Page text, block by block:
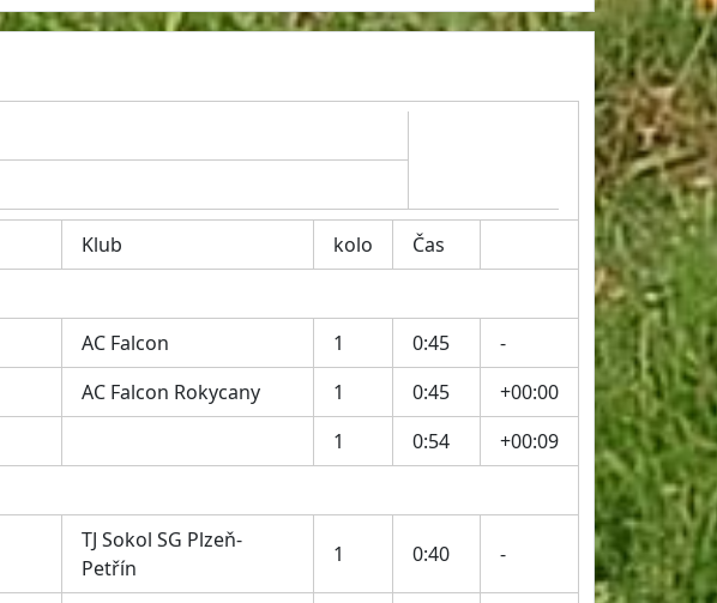
Klub kolo
Čas
AC Falcon 1 0:45
-
AC Falcon Rokycany 1 0:45
+00:00
1 0:54
+00:09
TJ Sokol SG Plzeň-
Petřín
1 0:40 -